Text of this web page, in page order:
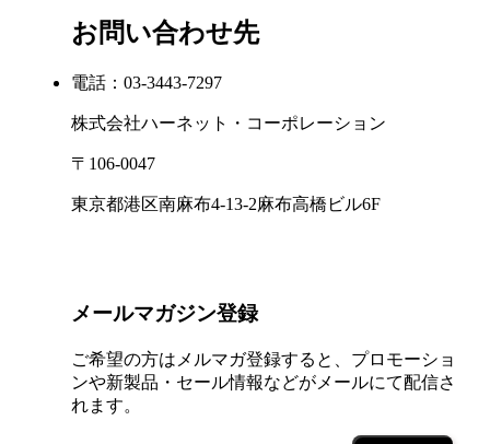
お問い合わせ先
電話：03-3443-7297
株式会社ハーネット・コーポレーション
〒106-0047
東京都港区南麻布4-13-2麻布高橋ビル6F
メールマガジン登録
ご希望の方はメルマガ登録すると、プロモーショ
ンや新製品・セール情報などがメールにて配信さ
れます。